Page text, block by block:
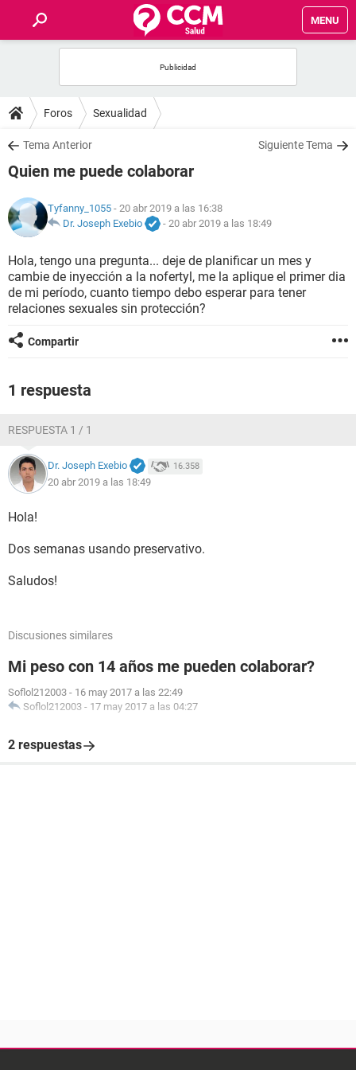
MENU
FOROS
SALUD
FAMILIA
NUTRICIÓN
BIENESTAR
SEXUALIDAD
GLOSARIO
Foros Sexualidad
Tema Anterior Siguiente Tema
Quien me puede colaborar
Tyfanny_1055 - 20 abr 2019 a las 16:38
Dr. Joseph Exebio
- 20 abr 2019 a las 18:49
Hola, tengo una pregunta... deje de planificar un mes y
cambie de inyección a la nofertyl, me la aplique el primer dia
de mi período, cuanto tiempo debo esperar para tener
relaciones sexuales sin protección?
Compartir
1 respuesta
RESPUESTA 1 / 1
Dr. Joseph Exebio 16.358
20 abr 2019 a las 18:49
Hola!
Dos semanas usando preservativo.
Saludos!
Discusiones similares
Mi peso con 14 años me pueden colaborar?
Soflol212003 - 16 may 2017 a las 22:49
Soflol212003 - 17 may 2017 a las 04:27
2 respuestas